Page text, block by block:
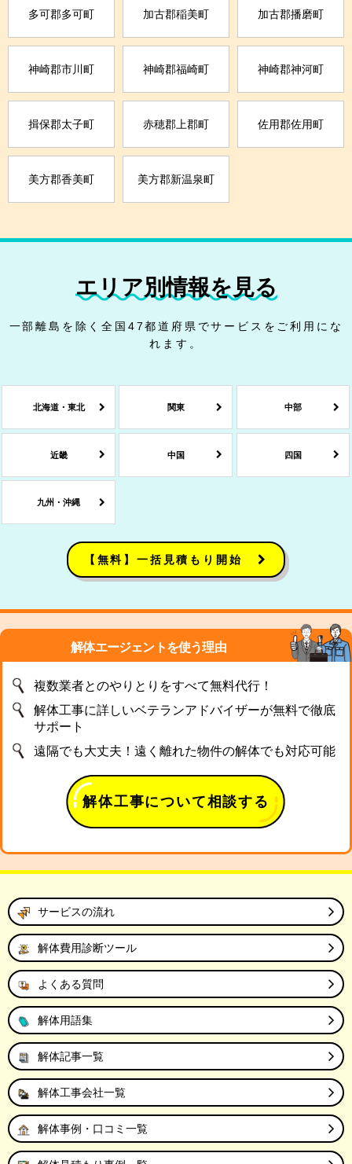
多可郡多可町 加古郡稲美町 加古郡播磨町
神崎郡市川町 神崎郡福崎町 神崎郡神河町
揖保郡太子町 赤穂郡上郡町 佐用郡佐用町
美方郡香美町 美方郡新温泉町
エリア別情報を見る
一部離島を除く全国47都道府県でサービスをご利用にな
れます。
北海道・東北 関東 中部
近畿 中国 四国
九州・沖縄
【無料】一括見積もり開始
解体エージェントを使う理由
複数業者とのやりとりをすべて無料代行！
解体工事に詳しいベテランアドバイザーが無料で徹底
サポート
遠隔でも大丈夫！遠く離れた物件の解体でも対応可能
解体工事について相談する
サービスの流れ
解体費用診断ツール
よくある質問
解体用語集
解体記事一覧
解体工事会社一覧
解体事例・口コミ一覧